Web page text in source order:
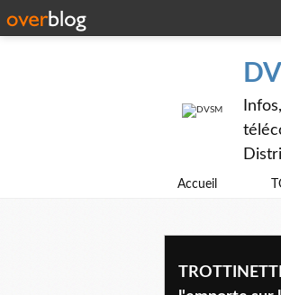
Accueil